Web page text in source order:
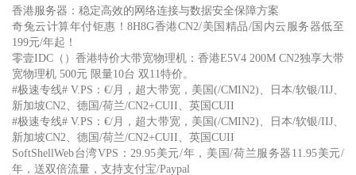
香港服务器：稳定高效的网络连接与数据安全保障方案
奇兔云计算年付钜惠！8H8G香港CN2/美国精品/国内云服务器低至
199元/年起！
零壹IDC（）香港特价大带宽物理机：香港E5V4 200M CN2独享大带
宽物理机 500元 限量10台 双11特价。
#极速专线# V.PS：€/月，超大带宽，美国(/CMIN2)、日本/软银/IIJ、
新加坡CN2、德国/荷兰/CN2+CUII、英国CUII
#极速专线# V.PS：€/月，超大带宽，美国(/CMIN2)、日本/软银/IIJ、
新加坡CN2、德国/荷兰/CN2+CUII、英国CUII
SoftShellWeb台湾VPS：29.95美元/年，美国/荷兰服务器11.95美元/
年，送双倍流量，支持支付宝/Paypal